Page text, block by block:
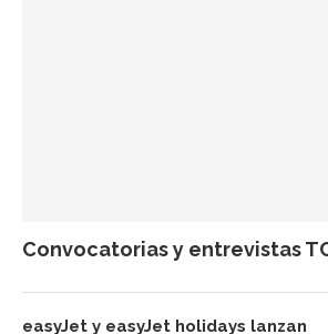
Convocatorias y entrevistas
easyJet y easyJet holidays lanzan